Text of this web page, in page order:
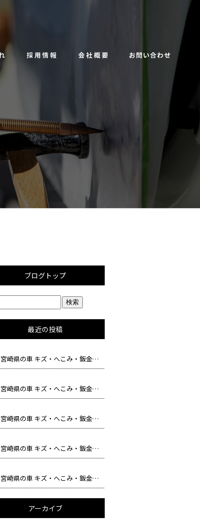
ブログトップ
最近の投稿
宮崎県の車 キズ・へこみ・鈑金塗装・事故修理 車検 自動車販売はカーケア後藤にお任せください！（自
宮崎県の車 キズ・へこみ・鈑金塗装・事故修理 車検 自動車販売はカーケア後藤にお任せください！（自動車整備士募集中！)
宮崎県の車 キズ・へこみ・鈑金塗装・事故修理 車検 自動車販売はカーケア後藤にお任せください！（自動車整備士募集中！)
宮崎県の車 キズ・へこみ・鈑金塗装・事故修理 車検 自動車販売はカーケア後藤にお任せください！（自動車整備士募集中！)
宮崎県の車 キズ・へこみ・鈑金塗装・事故修理 車検 自動車販売はカーケア後藤にお任せください！（自動車整備士募集中！)
アーカイブ